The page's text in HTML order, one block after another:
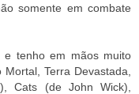
somente em combate
tenho em mãos muito
Terra Devastada,
Cats (de John Wick),